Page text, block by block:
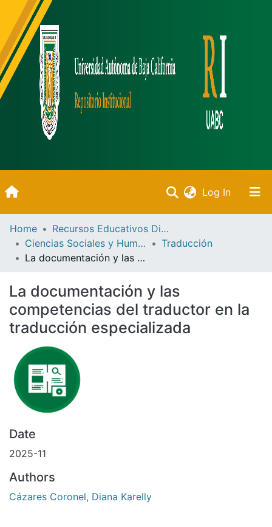
Log In(current)
Inicio
Communities & Collections
Statistics
Bibliotecas
Home
Recursos Educativos Digitales
Ciencias Sociales y Humanidades
Traducción
La documentación y las competencias del traductor en la traducción especializada
La documentación y las
competencias del traductor en la
traducción especializada
Date
2025-11
Authors
Cázares Coronel, Diana Karelly